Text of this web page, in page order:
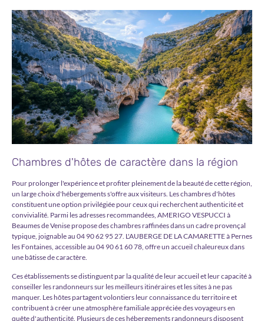
Chambres d'hôtes de caractère dans la région
Pour prolonger l'expérience et profiter pleinement de la beauté de cette région,
un large choix d'hébergements s'offre aux visiteurs. Les chambres d'hôtes
constituent une option privilégiée pour ceux qui recherchent authenticité et
convivialité. Parmi les adresses recommandées, AMERIGO VESPUCCI à
Beaumes de Venise propose des chambres raffinées dans un cadre provençal
typique, joignable au 04 90 62 95 27. L'AUBERGE DE LA CAMARETTE à Pernes
les Fontaines, accessible au 04 90 61 60 78, offre un accueil chaleureux dans
une bâtisse de caractère.
Ces établissements se distinguent par la qualité de leur accueil et leur capacité à
conseiller les randonneurs sur les meilleurs itinéraires et les sites à ne pas
manquer. Les hôtes partagent volontiers leur connaissance du territoire et
contribuent à créer une atmosphère familiale appréciée des voyageurs en
quête d'authenticité. Plusieurs de ces hébergements randonneurs disposent